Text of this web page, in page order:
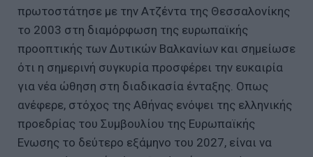
πρωτοστάτησε με την Ατζέντα της Θεσσαλονίκης
το 2003 στη διαμόρφωση της ευρωπαϊκής
προοπτικής των Δυτικών Βαλκανίων και σημείωσε
ότι η σημερινή συγκυρία προσφέρει την ευκαιρία
για νέα ώθηση στη διαδικασία ένταξης. Οπως
ανέφερε, στόχος της Αθήνας ενόψει της ελληνικής
προεδρίας του Συμβουλίου της Ευρωπαϊκής
Ενωσης το δεύτερο εξάμηνο του 2027, είναι να